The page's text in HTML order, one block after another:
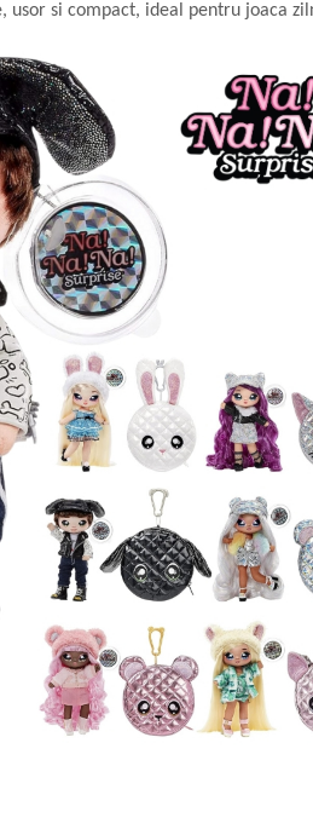
usor si compact, ideal pentru joaca